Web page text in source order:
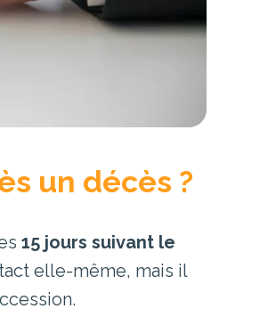
un décès ?
15 jours suivant le
elle-même, mais il